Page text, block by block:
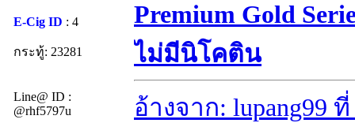
E-Cig ID : 4
กระทู้: 23281
Line@ ID :
@rhf5797u
Premium Gold
ไม่มีนิโคติน
อ้างจาก: lupang99